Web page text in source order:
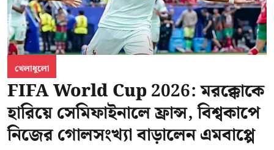
খেলাধুলো
FIFA World Cup 2026: মরক্কোকে
হারিয়ে সেমিফাইনালে ফ্রান্স, বিশ্বকাপে
নিজের গোলসংখ্যা বাড়ালেন এমবাপ্পে